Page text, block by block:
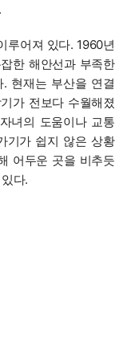
루어져 있다. 1960년
한 해안선과 부족한
현재는 부산을 연결
가 전보다 수월해졌
녀의 도움이나 교통
기가 쉽지 않은 상황
어두운 곳을 비추듯
다.